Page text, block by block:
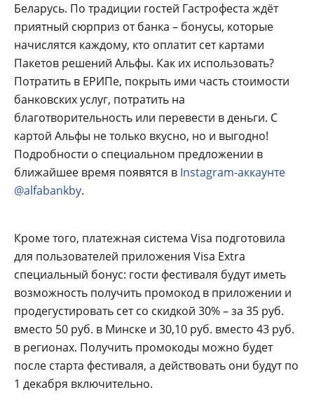
Беларусь. По традиции гостей Гастрофеста ждёт
приятный сюрприз от банка – бонусы, которые
начислятся каждому, кто оплатит сет картами
Пакетов решений Альфы. Как их использовать?
Потратить в ЕРИПе, покрыть ими часть стоимости
банковских услуг, потратить на
благотворительность или перевести в деньги. С
картой Альфы не только вкусно, но и выгодно!
Подробности о специальном предложении в
ближайшее время появятся в Instagram-аккаунте
@alfabankby.
Кроме того, платежная система Visa подготовила
для пользователей приложения Visa Extra
специальный бонус: гости фестиваля будут иметь
возможность получить промокод в приложении и
продегустировать сет со скидкой 30% – за 35 руб.
вместо 50 руб. в Минске и 30,10 руб. вместо 43 руб.
в регионах. Получить промокоды можно будет
после старта фестиваля, а действовать они будут по
1 декабря включительно.